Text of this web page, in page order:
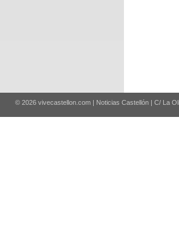
© 2026 vivecastellon.com | Noticias Castellón | C/ La